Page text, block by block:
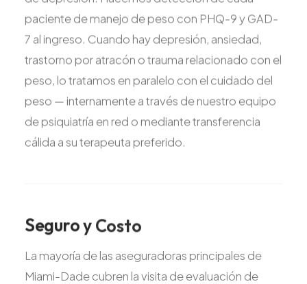
paciente de manejo de peso con PHQ-9 y GAD-
7 al ingreso. Cuando hay depresión, ansiedad,
trastorno por atracón o trauma relacionado con el
peso, lo tratamos en paralelo con el cuidado del
peso — internamente a través de nuestro equipo
de psiquiatría en red o mediante transferencia
cálida a su terapeuta preferido.
SeguroyCosto
La mayoría de las aseguradoras principales de
Miami-Dade cubren la visita de evaluación de